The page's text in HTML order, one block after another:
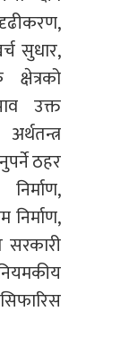
सुधार,
उक्त
ठहर
निर्माण,
सरकारी